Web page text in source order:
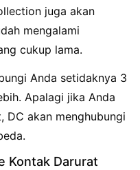
juga akan
mengalami
cukup lama.
Anda setidaknya 3
Apalagi jika Anda
DC akan menghubungi
Kontak Darurat